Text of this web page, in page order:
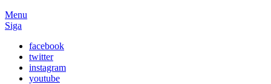
Menu
Siga
facebook
twitter
instagram
youtube